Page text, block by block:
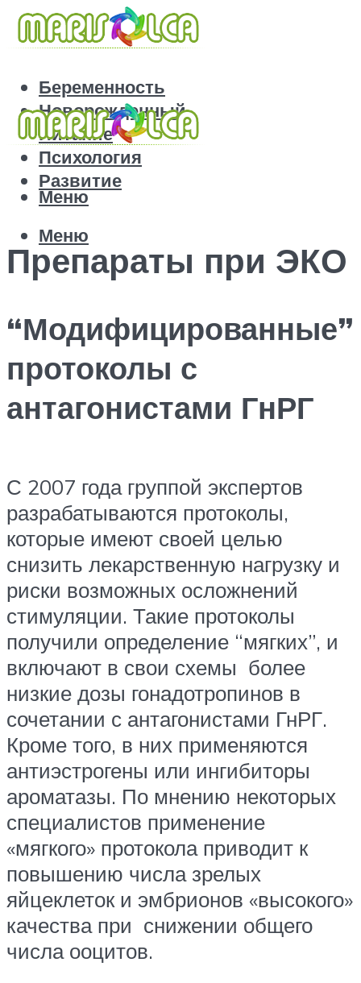
Беременность
Новорожденный
Питание
Психология
Развитие
Меню
Меню
Препараты при ЭКО
“Модифицированные”
протоколы с
антагонистами ГнРГ
С 2007 года группой экспертов
разрабатываются протоколы,
которые имеют своей целью
снизить лекарственную нагрузку и
риски возможных осложнений
стимуляции. Такие протоколы
получили определение “мягких”, и
включают в свои схемы более
низкие дозы гонадотропинов в
сочетании с антагонистами ГнРГ.
Кроме того, в них применяются
антиэстрогены или ингибиторы
ароматазы. По мнению некоторых
специалистов применение
«мягкого» протокола приводит к
повышению числа зрелых
яйцеклеток и эмбрионов «высокого»
качества при снижении общего
числа ооцитов.